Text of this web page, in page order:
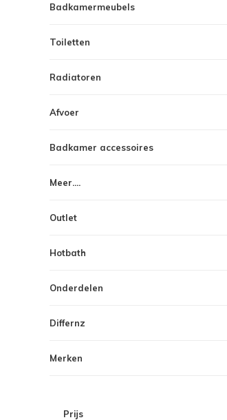
Badkamermeubels
Toiletten
Radiatoren
Afvoer
Badkamer accessoires
Meer....
Outlet
Hotbath
Onderdelen
Differnz
Merken
Prijs